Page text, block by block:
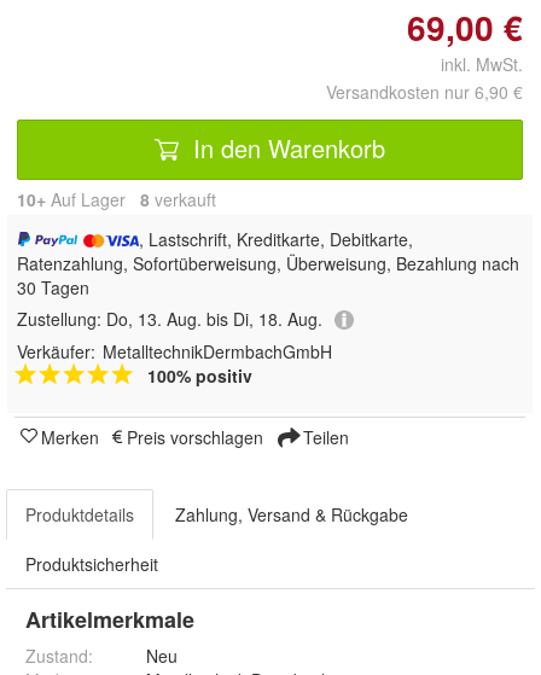
69,00 €
inkl. MwSt.
Versandkosten nur 6,90 €
In den Warenkorb
10+ Auf Lager 8 verkauft
, Lastschrift, Kreditkarte, Debitkarte,
Ratenzahlung, Sofortüberweisung, Überweisung, Bezahlung nach
30 Tagen
Zustellung: Do, 13. Aug. bis Di, 18. Aug.
Verkäufer: MetalltechnikDermbachGmbH
100% positiv
Merken Preis vorschlagen Teilen
Produktdetails Zahlung, Versand & Rückgabe
Produktsicherheit
Artikelmerkmale
Zustand:
Neu